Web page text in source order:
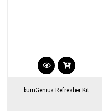
bumGenius Refresher Kit